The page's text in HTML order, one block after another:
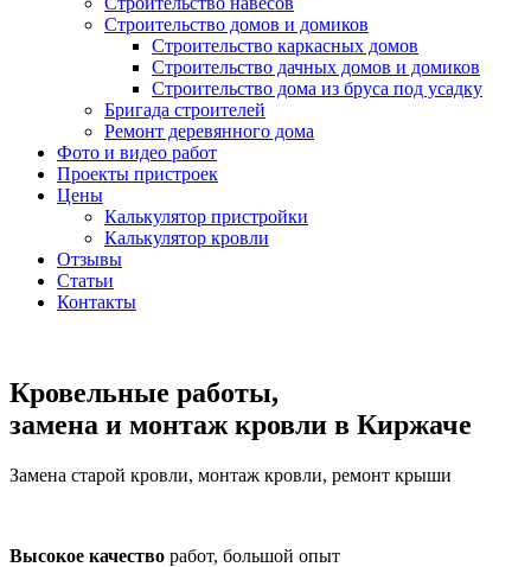
Строительство домов и домиков
Строительство каркасных домов
Строительство дачных домов и домиков
Строительство дома из бруса под усадку
Бригада строителей
Ремонт деревянного дома
Фото и видео работ
Проекты пристроек
Цены
Калькулятор пристройки
Калькулятор кровли
Отзывы
Статьи
Контакты
Кровельные работы,
замена и монтаж кровли в Киржаче
Замена старой кровли, монтаж кровли, ремонт крыши
Высокое качество работ, большой опыт